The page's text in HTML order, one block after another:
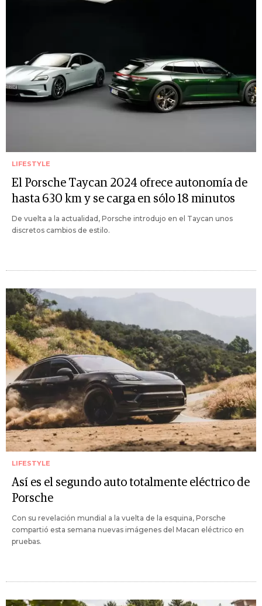
LIFESTYLE
El Porsche Taycan 2024 ofrece autonomía de
hasta 630 km y se carga en sólo 18 minutos
De vuelta a la actualidad, Porsche introdujo en el Taycan unos
discretos cambios de estilo.
LIFESTYLE
Así es el segundo auto totalmente eléctrico de
Porsche
Con su revelación mundial a la vuelta de la esquina, Porsche
compartió esta semana nuevas imágenes del Macan eléctrico en
pruebas.